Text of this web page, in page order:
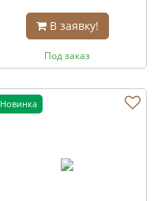
В заявку!
Под заказ
Новинка